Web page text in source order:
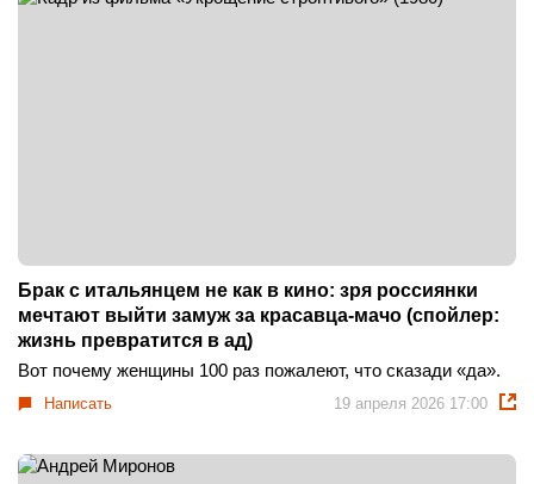
Брак с итальянцем не как в кино: зря россиянки
мечтают выйти замуж за красавца-мачо (спойлер:
жизнь превратится в ад)
Вот почему женщины 100 раз пожалеют, что сказади «да».
Написать 19 апреля 2026 17:00